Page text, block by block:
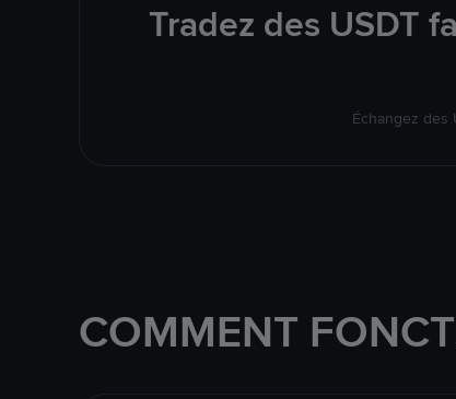
Tradez des USDT
Échangez des
COMMENT